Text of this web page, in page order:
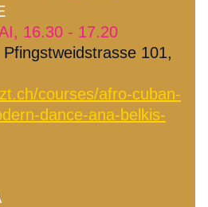
16.30 - 17.20
101,
courses/afro-cuban-
dance-ana-belkis-